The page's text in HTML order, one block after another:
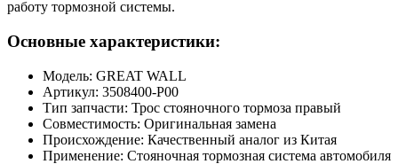
работу тормозной системы.
Основные характеристики:
Модель: GREAT WALL
Артикул: 3508400-P00
Тип запчасти: Трос стояночного тормоза правый
Совместимость: Оригинальная замена
Происхождение: Качественный аналог из Китая
Применение: Стояночная тормозная система автомобиля